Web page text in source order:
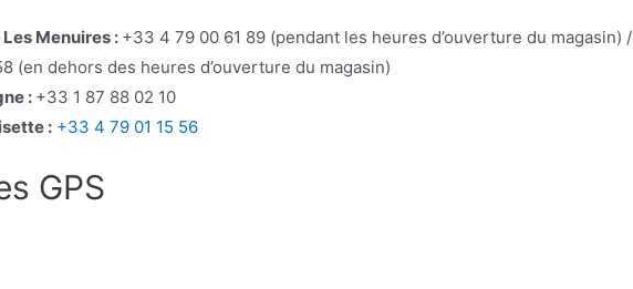
Menuires : +33 4 79 00 61 89 (pendant les heures d’ouverture du magasin) /
(en dehors des heures d’ouverture du magasin)
: +33 1 87 88 02 10
: +33 4 79 01 15 56
GPS